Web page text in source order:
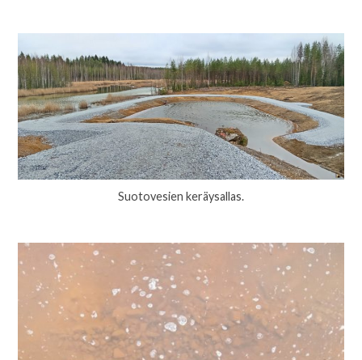
Suotovesien keräysallas.